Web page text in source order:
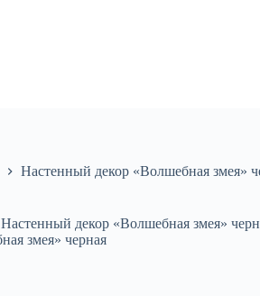
Настенный декор «Волшебная змея»
Настенный декор «Волшебная змея»